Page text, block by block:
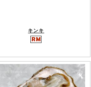
キンキ